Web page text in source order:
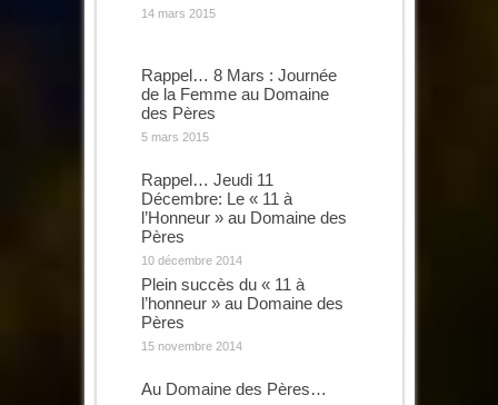
14 mars 2015
Rappel… 8 Mars : Journée
de la Femme au Domaine
des Pères
5 mars 2015
Rappel… Jeudi 11
Décembre: Le « 11 à
l’Honneur » au Domaine des
Pères
10 décembre 2014
Plein succès du « 11 à
l’honneur » au Domaine des
Pères
15 novembre 2014
Au Domaine des Pères…